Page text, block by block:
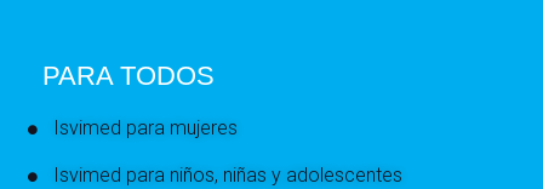
PARA TODOS
Isvimed para mujeres
Isvimed para niños, niñas y adolescentes